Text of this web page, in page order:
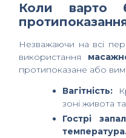
Коли варто
Незважаючи на всі
використання
протипоказане або
Вагітність:
зоні живота
Гострі